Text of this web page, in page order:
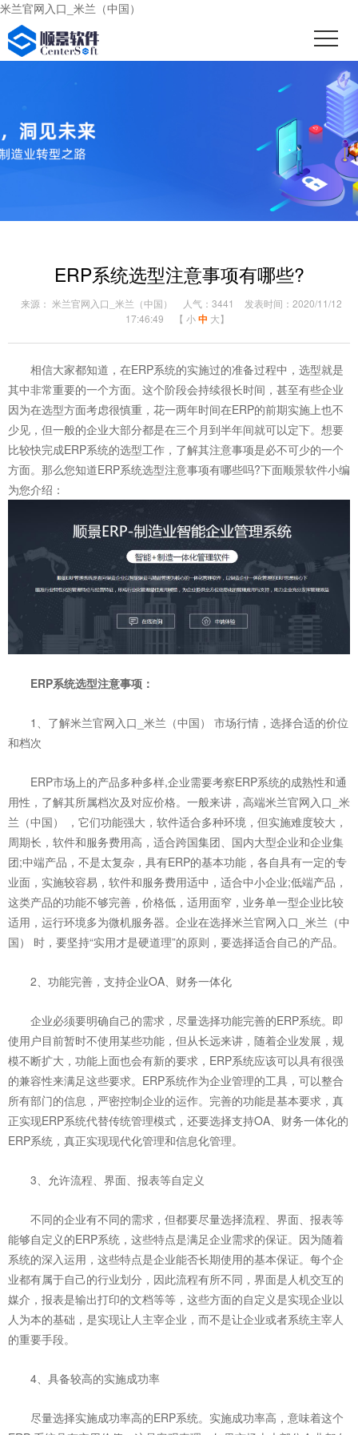
米兰官网入口_米兰（中国）
ERP系统选型注意事项有哪些?
来源： 米兰官网入口_米兰（中国） 人气：3441
发表时间：2020/11/12
17:46:49
【 小 中 大】
相信大家都知道，在ERP系统的实施过的准备过程中，选型就是
其中非常重要的一个方面。这个阶段会持续很长时间，甚至有些企业
因为在选型方面考虑很慎重，花一两年时间在ERP的前期实施上也不
少见，但一般的企业大部分都是在三个月到半年间就可以定下。想要
比较快完成ERP系统的选型工作，了解其注意事项是必不可少的一个
方面。那么您知道ERP系统选型注意事项有哪些吗?下面顺景软件小编
为您介绍：
ERP系统选型注意事项：
1、了解米兰官网入口_米兰（中国） 市场行情，选择合适的价位
和档次
ERP市场上的产品多种多样,企业需要考察ERP系统的成熟性和通
用性，了解其所属档次及对应价格。一般来讲，高端米兰官网入口_米
兰（中国） ，它们功能强大，软件适合多种环境，但实施难度较大，
周期长，软件和服务费用高，适合跨国集团、国内大型企业和企业集
团;中端产品，不是太复杂，具有ERP的基本功能，各自具有一定的专
业面，实施较容易，软件和服务费用适中，适合中小企业;低端产品，
这类产品的功能不够完善，价格低，适用面窄，业务单一型企业比较
适用，运行环境多为微机服务器。企业在选择米兰官网入口_米兰（中
国） 时，要坚持“实用才是硬道理”的原则，要选择适合自己的产品。
2、功能完善，支持企业OA、财务一体化
企业必须要明确自己的需求，尽量选择功能完善的ERP系统。即
使用户目前暂时不使用某些功能，但从长远来讲，随着企业发展，规
模不断扩大，功能上面也会有新的要求，ERP系统应该可以具有很强
的兼容性来满足这些要求。ERP系统作为企业管理的工具，可以整合
所有部门的信息，严密控制企业的运作。完善的功能是基本要求，真
正实现ERP系统代替传统管理模式，还要选择支持OA、财务一体化的
ERP系统，真正实现现代化管理和信息化管理。
3、允许流程、界面、报表等自定义
不同的企业有不同的需求，但都要尽量选择流程、界面、报表等
能够自定义的ERP系统，这些特点是满足企业需求的保证。因为随着
系统的深入运用，这些特点是企业能否长期使用的基本保证。每个企
业都有属于自己的行业划分，因此流程有所不同，界面是人机交互的
媒介，报表是输出打印的文档等等，这些方面的自定义是实现企业以
人为本的基础，是实现让人主宰企业，而不是让企业或者系统主宰人
的重要手段。
4、具备较高的实施成功率
尽量选择实施成功率高的ERP系统。实施成功率高，意味着这个